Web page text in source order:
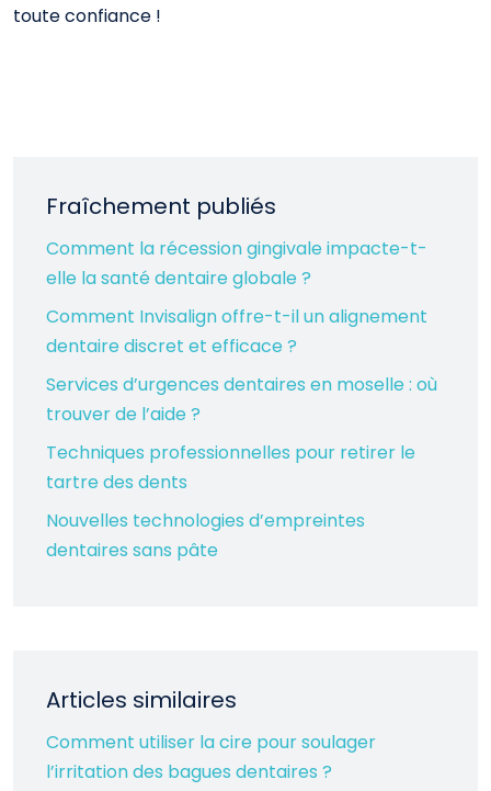
toute confiance !
Fraîchement publiés
Comment la récession gingivale impacte-t-
elle la santé dentaire globale ?
Comment Invisalign offre-t-il un alignement
dentaire discret et efficace ?
Services d’urgences dentaires en moselle : où
trouver de l’aide ?
Techniques professionnelles pour retirer le
tartre des dents
Nouvelles technologies d’empreintes
dentaires sans pâte
Articles similaires
Comment utiliser la cire pour soulager
l’irritation des bagues dentaires ?